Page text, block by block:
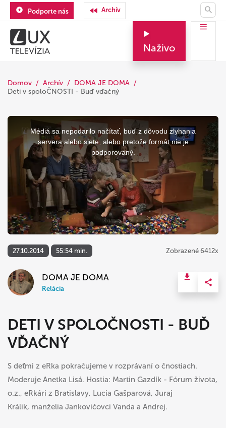
Podporte nás Archív
Naživo
Domov Archív
DOMA JE DOMA
Deti v spoloČNOSTI - Buď vďačný
This
Médiá sa nepodarilo načítať, buď z dôvodu zlyhania
servera alebo siete, alebo pretože formát nie je
podporovaný.
27.10.2014 55:54 min. Zobrazené 6412x
DOMA JE DOMA
Relácia
DETI V SPOLOČNOSTI - BUĎ
VĎAČNÝ
S deťmi z eRka pokračujeme v rozprávaní o čnostiach.
Moderuje Anetka Lisá. Hostia: Martin Gazdík - Fórum života,
o.z., eRkári z Bratislavy, Lucia Gašparová, Juraj
Králik, manželia Jankovičovci Vanda a Andrej.